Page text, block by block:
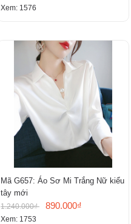
Xem: 1576
Mã G657: Áo Sơ Mi Trắng Nữ kiểu
tây mới
1.240.000₫ 890.000₫
Xem: 1753